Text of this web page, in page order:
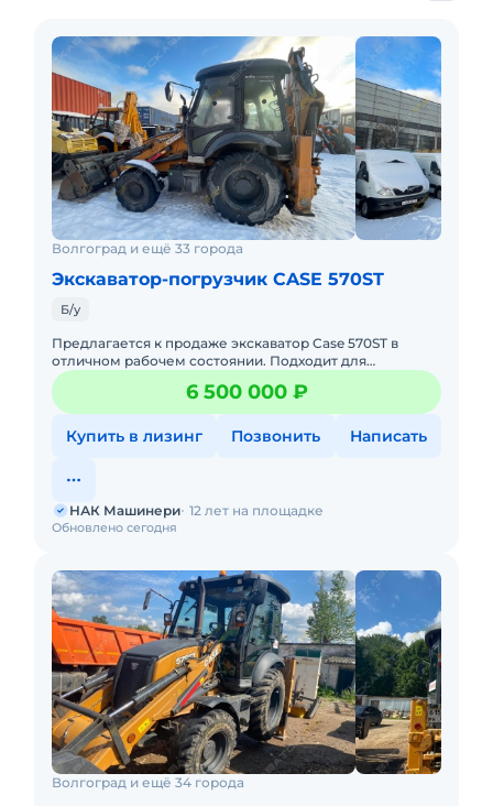
Волгоград и ещё 33 города
Экскаватор-погрузчик CASE 570ST
Б/у
Предлагается к продаже экскаватор Case 570ST в
отличном рабочем состоянии. Подходит для
выполнения разнообразных задач — от земляных
работ до погрузки и демонта
6 500 000 ₽
Купить в лизинг Позвонить Написать
Обновлено сегодня
НАК Машинери 12 лет на площадке
Волгоград и ещё 34 города